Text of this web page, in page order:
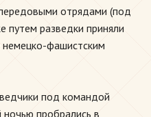
отрядами (под
путем разведки приняли
немецко-фашистским
под командой
ночью пробрались в